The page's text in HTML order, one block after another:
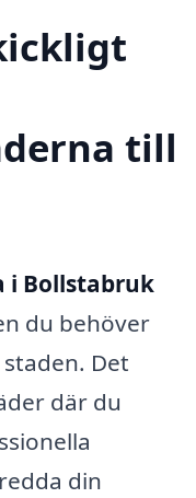
till
i Bollstabruk
du behöver
Det
där du
din